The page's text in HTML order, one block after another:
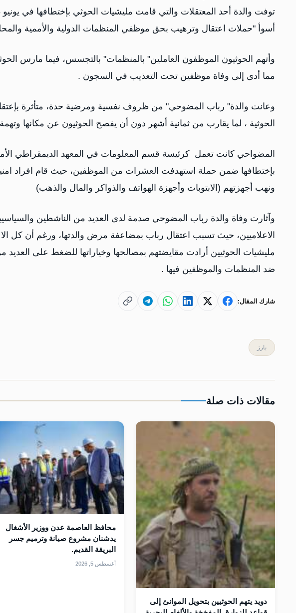
أسوأ "حملات اعتقال وترهيب بحق موظفي المنظمات الدولية والأممية
وأتهم الحوثيون الموظفون العاملين" بالمنظمات" بالتجسس، فيما مارس
مما أدى إلى وفاة موظفين تحت التعذيب في السجون .
‏وعانت والدة" رباب المضوحي" من ظروف نفسية ومرضية حدة، متأثرة
الحوثية ، لما يقارب من ثمانية أشهر دون أن يفصح الحوثيون عن مكانها وتهمة
بإختطافها ضمن حملة استهدفت العشرات من الموظفين، حيث قام افراد
ونهب أجهزتهم (الابتوبات وأجهزة الهواتف والذواكر والمال والذهب)
وآثارت وفاة والدة رباب المضوحي صدمة لدى العديد من الناشطين
الاعلاميين، حيث تسبب اعتقال رباب بمضاعفة مرض والدتها، ورغم أن كل
مليشيات الحوثيين أرادت مقايضتهم بمصالحها وخياراتها للضغط على
ضد المنظمات والموظفين فيها .
شارك المقال:
بارز
مقالات ذات صلة
دويد يتهم الحوثيين بتحويل الموانئ إلى
محافظ العاصمة عدن ووزير الأشغال
يدشنان مشروع صيانة وترميم جسر
البريقة القديم.
أغسطس 5, 2026